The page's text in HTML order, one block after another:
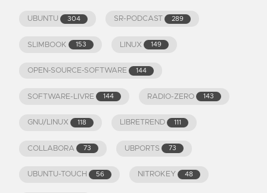
UBUNTU 304 SR-PODCAST 289
SLIMBOOK 153 LINUX 149
OPEN-SOURCE-SOFTWARE 144
SOFTWARE-LIVRE 144 RADIO-ZERO 143
GNU/LINUX 118 LIBRETREND 111
COLLABORA 73 UBPORTS 73
UBUNTU-TOUCH 56 NITROKEY 48